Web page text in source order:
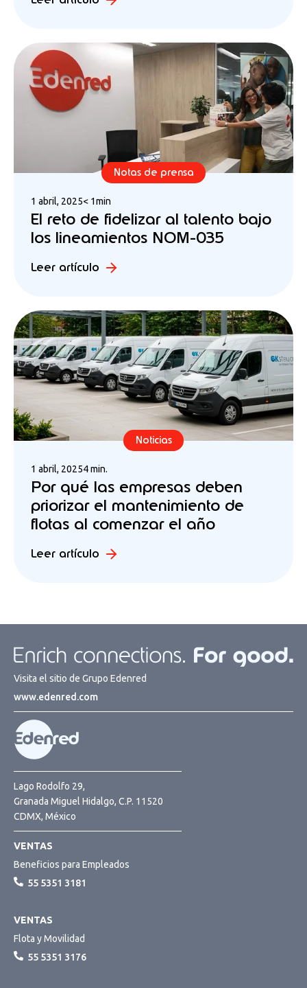
Notas de prensa
1 abril, 2025< 1min
El reto de fidelizar al talento bajo
los lineamientos NOM-035
Leer artículo
Noticias
1 abril, 20254 min.
Por qué las empresas deben
priorizar el mantenimiento de
flotas al comenzar el año
Leer artículo
Visita el sitio de Grupo Edenred
www.edenred.com
Lago Rodolfo 29,
Granada Miguel Hidalgo, C.P. 11520
CDMX, México
VENTAS
Beneficios para Empleados
55 5351 3181
VENTAS
Flota y Movilidad
55 5351 3176